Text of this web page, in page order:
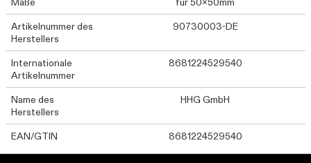
Artikelnummer des
Herstellers
90730003-DE
Internationale
Artikelnummer
8681224529540
Name des
Herstellers
HHG GmbH
EAN/GTIN 8681224529540